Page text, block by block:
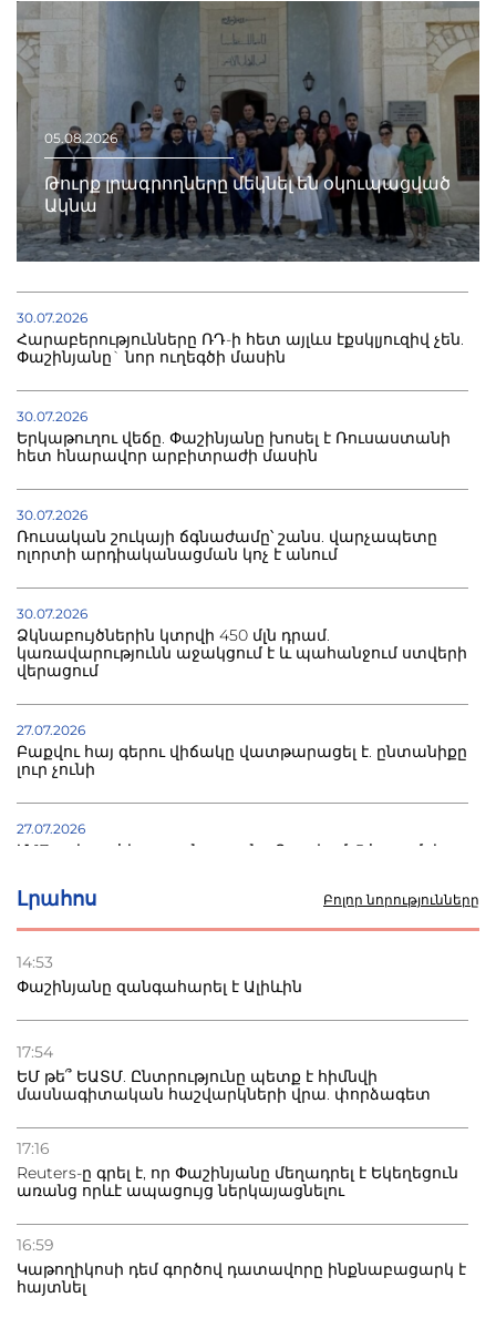
Լրահոս Բոլոր նորությունները
14:53
Փաշինյանը զանգահարել է Ալիևին
17:54
ԵՄ թե՞ ԵԱՏՄ. Ընտրությունը պետք է հիմնվի
մասնագիտական հաշվարկների վրա. փորձագետ
17:16
Reuters-ը գրել է, որ Փաշինյանը մեղադրել է Եկեղեցուն
առանց որևէ ապացույց ներկայացնելու
16:59
Կաթողիկոսի դեմ գործով դատավորը ինքնաբացարկ է
հայտնել
05.08.2026
Թուրք լրագրողները մեկնել են օկուպացված
Ակնա
30.07.2026
Հարաբերությունները ՌԴ-ի հետ այլևս էքսկլյուզիվ չեն.
Փաշինյանը` նոր ուղեգծի մասին
30.07.2026
Երկաթուղու վեճը. Փաշինյանը խոսել է Ռուսաստանի
հետ հնարավոր արբիտրաժի մասին
30.07.2026
Ռուսական շուկայի ճգնաժամը՝ շանս. վարչապետը
ոլորտի արդիականացման կոչ է անում
30.07.2026
Ձկնաբույծներին կտրվի 450 մլն դրամ.
կառավարությունն աջակցում է և պահանջում ստվերի
վերացում
27.07.2026
Բաքվու հայ գերու վիճակը վատթարացել է. ընտանիքը
լուր չունի
27.07.2026
Մ-17 աշխարհի առաջնությունը Բաքվում. 5 հայ ըմբիշ
22.07.2026
տուժածներ կան
21.07.2026
Դատվածություն ունեցող միգրանտներին կարգելվի
բնակվել Ռուսաստանում
20.07.2026
Բաքվի բանտից գեներալ Մանուկյանը դիմել է
Փաշինյանին